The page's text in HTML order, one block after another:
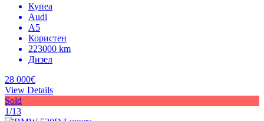
Купеа
Audi
A5
Користен
223000 km
Дизел
28 000€
View Details
Sold
1/13